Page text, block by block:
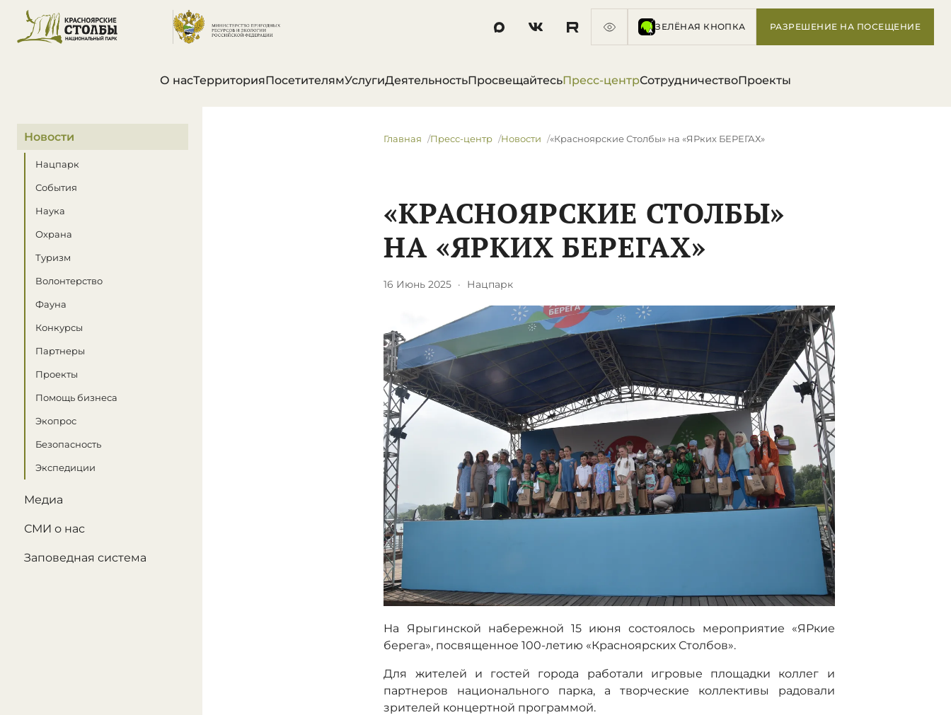
ЗЕЛЁНАЯ КНОПКА РАЗРЕШЕНИЕ НА ПОСЕЩЕНИЕ
О насТерриторияПосетителямУслугиДеятельностьПросвещайтесьПресс-центрСотрудничествоПроекты
В этом разделе
Новости
Нацпарк
События
Наука
Охрана
Туризм
Волонтерство
Фауна
Конкурсы
Партнеры
Проекты
Помощь бизнеса
Экопрос
Безопасность
Экспедиции
Медиа
СМИ о нас
Заповедная система
Главная Пресс-центр Новости ​«Красноярские Столбы» на «ЯРких БЕРЕГАХ»
​«КРАСНОЯРСКИЕ СТОЛБЫ»
НА «ЯРКИХ БЕРЕГАХ»
16 Июнь 2025 · Нацпарк
На Ярыгинской набережной 15 июня состоялось мероприятие «ЯРкие
берега», посвященное 100-летию «Красноярских Столбов».
Для жителей и гостей города работали игровые площадки коллег и
партнеров национального парка, а творческие коллективы радовали
зрителей концертной программой.